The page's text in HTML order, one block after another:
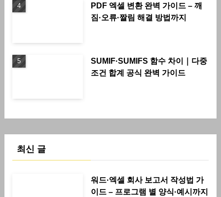
PDF 엑셀 변환 완벽 가이드 – 깨
짐·오류·짤림 해결 방법까지
SUMIF·SUMIFS 함수 차이｜다중
조건 합계 공식 완벽 가이드
최신 글
워드·엑셀 회사 보고서 작성법 가
이드 – 프로그램 별 양식·예시까지